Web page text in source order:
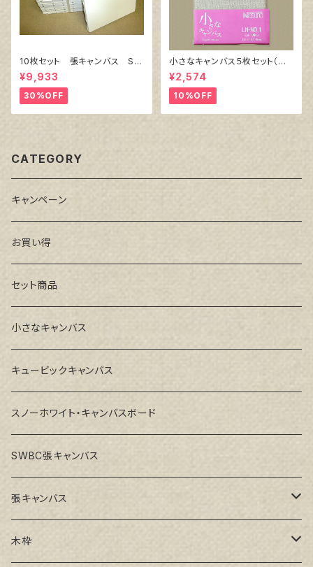
10枚セット 張キャンバス Sn
owWhite SPC（綿・ポリエステ
ル）F8 455㎜×380㎜
¥9,933
30%OFF
小さなキャンバス５枚セット（麻
キャンバス裏面張り）
¥2,574
10%OFF
CATEGORY
キャンペーン
お買い得
セット商品
小さなキャンバス
キュービックキャンバス
スノーホワイト・キャンバスボード
SWBC張キャンバス
張キャンバス
GAERA F(中細目)
木枠